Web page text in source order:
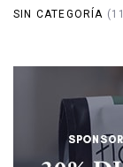
SIN CATEGORÍA